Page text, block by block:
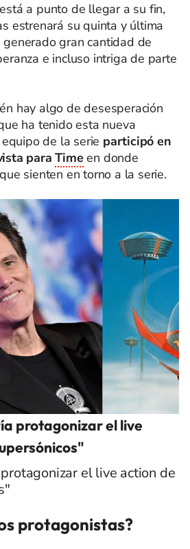
está a punto de llegar a su fin,
estrenará su quinta y última
gran cantidad de
e incluso intriga de parte
hay algo de desesperación
ha tenido esta nueva
de la serie participó en
paraTimeen donde
sienten en torno a la serie.
protagonizar el live
el live action de
protagonistas?